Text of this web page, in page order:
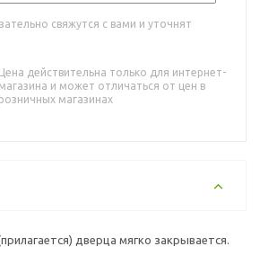
свяжутся с вами и уточнят
Цена действительна только для интернет-
магазина и может отличаться от цен в
розничных магазинах
дверца мягко закрывается.